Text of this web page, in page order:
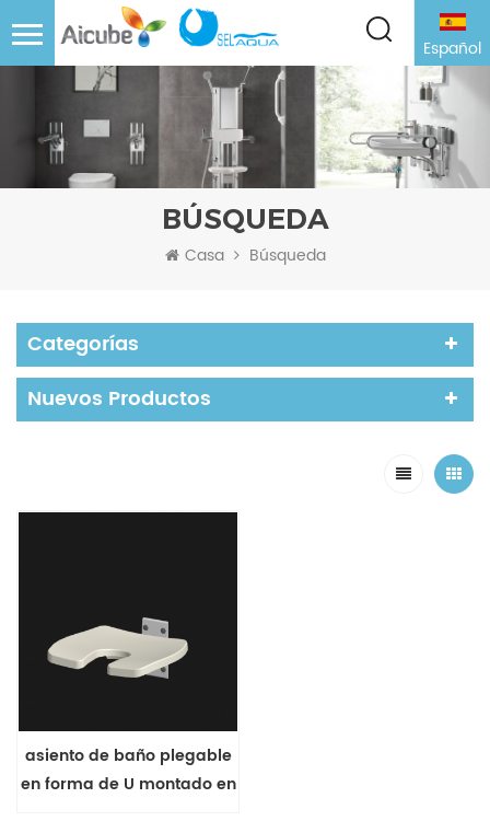
Español
BÚSQUEDA
Casa Búsqueda
Categorías
Nuevos Productos
asiento de baño plegable
en forma de U montado en